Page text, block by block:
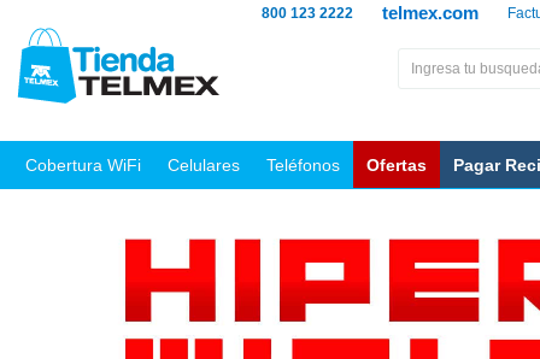
telmex.com
800 123 2222
Cobertura WiFi Celulares Teléfonos Ofertas Pagar